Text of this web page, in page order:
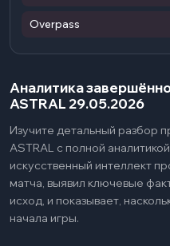
Overpass
Аналитика
ASTRAL 29.05.2026
Изучите детальный разбор
ASTRAL с полной
искусственный интеллект
матча, выявил ключевые
исход, и показывает,
начала игры.